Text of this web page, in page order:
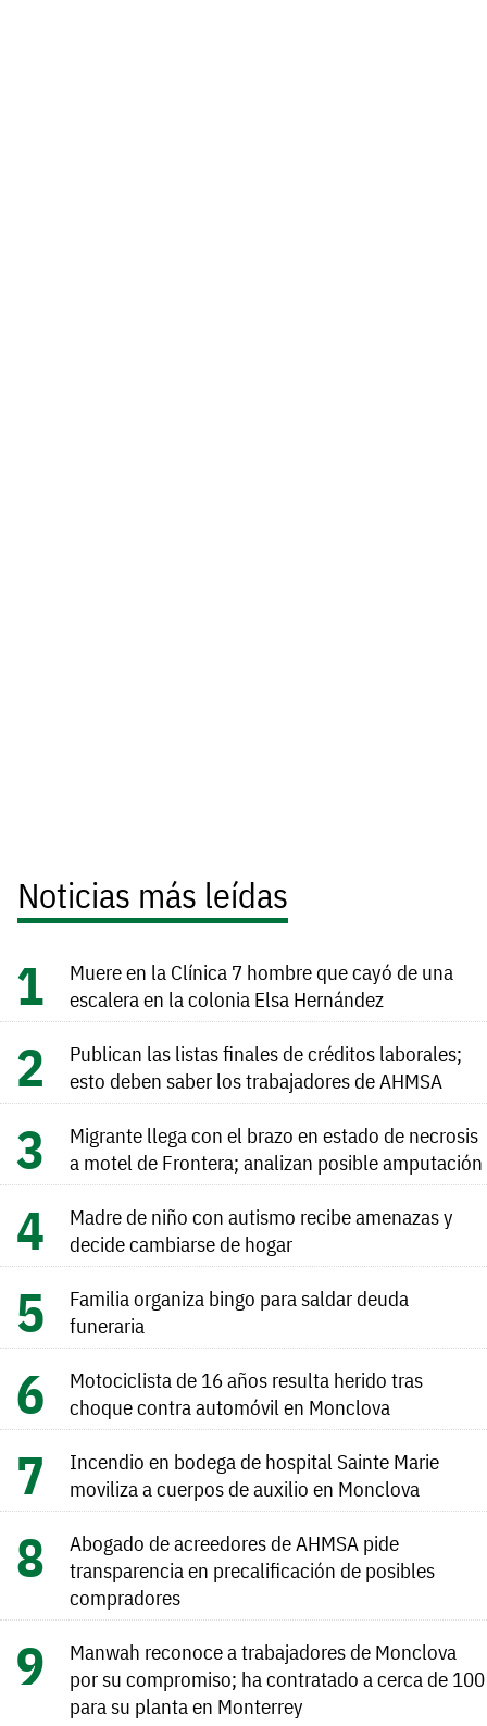
Noticias más leídas
Muere en la Clínica 7 hombre que cayó de una
escalera en la colonia Elsa Hernández
Publican las listas finales de créditos laborales;
esto deben saber los trabajadores de AHMSA
Migrante llega con el brazo en estado de necrosis
a motel de Frontera; analizan posible amputación
Madre de niño con autismo recibe amenazas y
decide cambiarse de hogar
Familia organiza bingo para saldar deuda
funeraria
Motociclista de 16 años resulta herido tras
choque contra automóvil en Monclova
Incendio en bodega de hospital Sainte Marie
moviliza a cuerpos de auxilio en Monclova
Abogado de acreedores de AHMSA pide
transparencia en precalificación de posibles
compradores
Manwah reconoce a trabajadores de Monclova
por su compromiso; ha contratado a cerca de 100
para su planta en Monterrey